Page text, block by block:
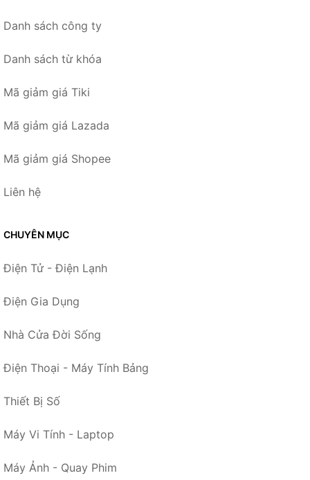
Danh sách công ty
Danh sách từ khóa
Mã giảm giá Tiki
Mã giảm giá Lazada
Mã giảm giá Shopee
Liên hệ
CHUYÊN MỤC
Điện Tử - Điện Lạnh
Điện Gia Dụng
Nhà Cửa Đời Sống
Điện Thoại - Máy Tính Bảng
Thiết Bị Số
Máy Vi Tính - Laptop
Máy Ảnh - Quay Phim